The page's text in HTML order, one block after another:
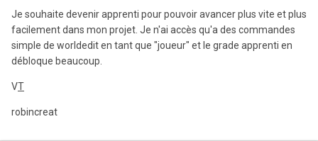
Je souhaite devenir apprenti pour pouvoir avancer plus vite et plus
facilement dans mon projet. Je n'ai accès qu'a des commandes
simple de worldedit en tant que "joueur" et le grade apprenti en
débloque beaucoup.
VT
robincreat